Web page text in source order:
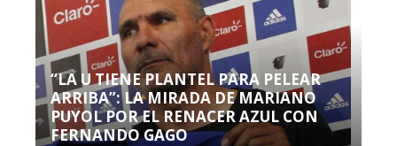
“LA U TIENE PLANTEL PARA PELEAR
ARRIBA”: LA MIRADA DE MARIANO
PUYOL POR EL RENACER AZUL CON
FERNANDO GAGO